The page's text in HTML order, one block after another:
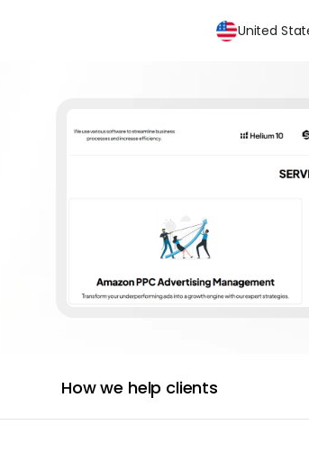
United
How we help clients